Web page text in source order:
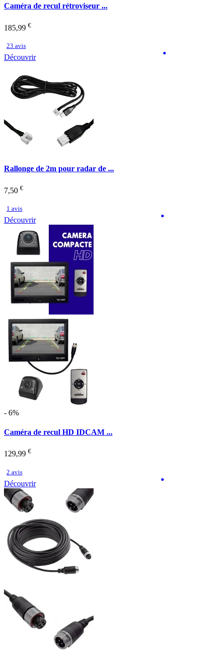
Caméra de recul rétroviseur ...
185,99 €
23 avis
Découvrir
Rallonge de 2m pour radar de ...
7,50 €
1 avis
Découvrir
- 6%
Caméra de recul HD IDCAM ...
129,99 €
2 avis
Découvrir